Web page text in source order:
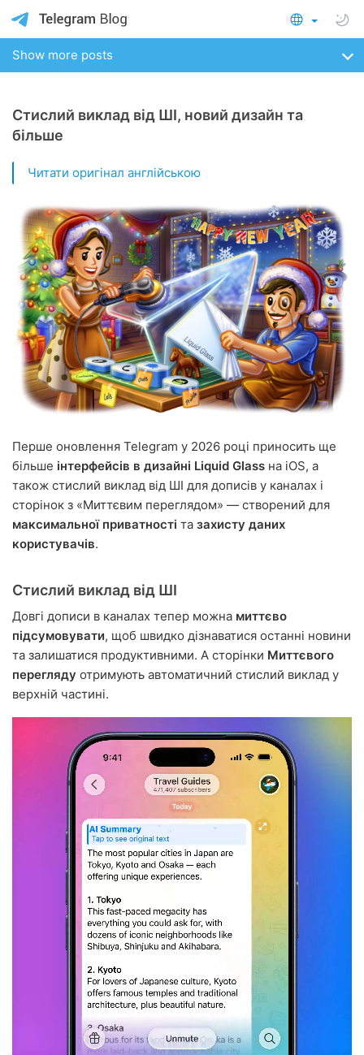
Show more posts
Cтислий виклад від ШІ, новий дизайн та
більше
Читати оригінал англійською
Перше оновлення Telegram у 2026 році приносить ще
більше інтерфейсів в дизайні Liquid Glass на iOS, а
також стислий виклад від ШІ для дописів у каналах і
сторінок з «Миттєвим переглядом» — створений для
максимальної приватності та захисту даних
користувачів.
Стислий виклад від ШІ
Довгі дописи в каналах тепер можна миттєво
підсумовувати, щоб швидко дізнаватися останні новини
та залишатися продуктивними. А сторінки Миттєвого
перегляду отримують автоматичний стислий виклад у
верхній частині.